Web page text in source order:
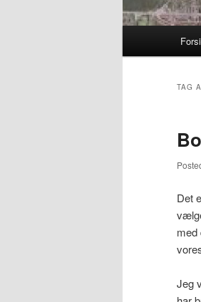
TAG
Det
med
Jeg